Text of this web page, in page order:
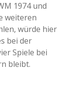
1974 und
weiteren
würde hier
bei der
Spiele bei
bleibt.